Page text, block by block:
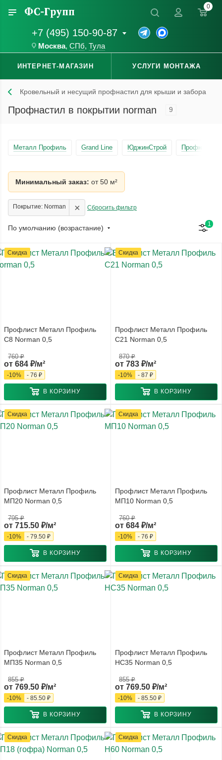
+7 (495) 150-90-87
Москва, СПб, Тула
0
ИНТЕРНЕТ-МАГАЗИН УСЛУГИ МОНТАЖА
Кровельный и несущий профнастил для крыши и забора
Профнастил в покрытии norman 9
Металл Профиль Grand Line ЮджинСтрой Профнастил
Минимальный заказ: от 50 м²
Покрытие: Norman × Сбросить фильтр
По умолчанию (возрастание) 1
Скидка
Профлист Металл Профиль
С8 Norman 0,5
от 684 ₽/м²
760 ₽
-10% - 76 ₽
В КОРЗИНУ
Скидка
Профлист Металл Профиль
С21 Norman 0,5
от 783 ₽/м²
870 ₽
-10% - 87 ₽
В КОРЗИНУ
Скидка
Профлист Металл Профиль
МП20 Norman 0,5
от 715.50 ₽/м²
795 ₽
-10% - 79.50 ₽
В КОРЗИНУ
Скидка
Профлист Металл Профиль
МП10 Norman 0,5
от 684 ₽/м²
760 ₽
-10% - 76 ₽
В КОРЗИНУ
Скидка
Профлист Металл Профиль
МП35 Norman 0,5
от 769.50 ₽/м²
855 ₽
-10% - 85.50 ₽
В КОРЗИНУ
Скидка
Профлист Металл Профиль
НС35 Norman 0,5
от 769.50 ₽/м²
855 ₽
-10% - 85.50 ₽
В КОРЗИНУ
Скидка Скидка